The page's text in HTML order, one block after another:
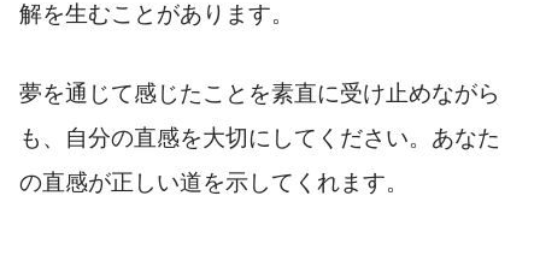
解を生むことがあります。
夢を通じて感じたことを素直に受け止めながら
も、自分の直感を大切にしてください。あなた
の直感が正しい道を示してくれます。